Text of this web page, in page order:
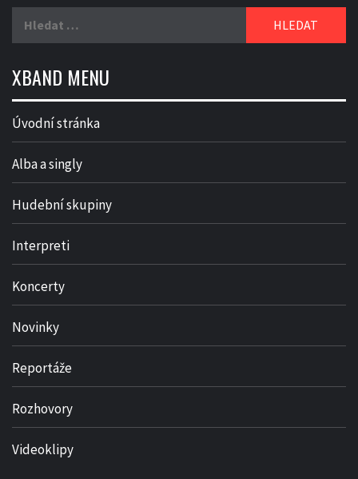
XBAND MENU
Úvodní stránka
Alba a singly
Hudební skupiny
Interpreti
Koncerty
Novinky
Reportáže
Rozhovory
Videoklipy